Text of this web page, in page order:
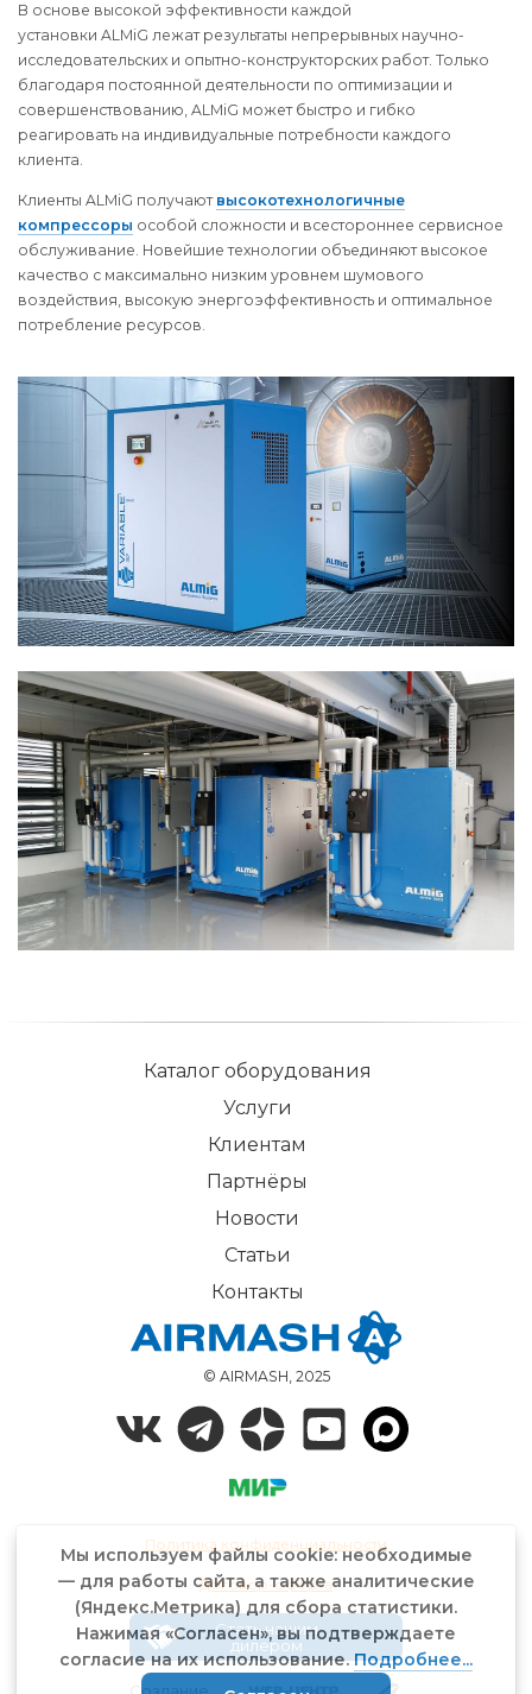
В основе высокой эффективности каждой
установки ALMiG лежат результаты непрерывных научно-
исследовательских и опытно-конструкторских работ. Только
благодаря постоянной деятельности по оптимизации и
совершенствованию, ALMiG может быстро и гибко
реагировать на индивидуальные потребности каждого
клиента.
Клиенты ALMiG получают высокотехнологичные
компрессоры особой сложности и всестороннее сервисное
обслуживание. Новейшие технологии объединяют высокое
качество с максимально низким уровнем шумового
воздействия, высокую энергоэффективность и оптимальное
потребление ресурсов.
© AIRMASH, 2025
Каталог оборудования
Услуги
Клиентам
Партнёры
Новости
Статьи
Контакты
Политика конфиденциальности
Договор-оферта
Стать нашим
дилером
Мы используем файлы cookie: необходимые
— для работы сайта, а также аналитические
(Яндекс.Метрика) для сбора статистики.
Нажимая «Согласен», вы подтверждаете
согласие на их использование.Подробнее...